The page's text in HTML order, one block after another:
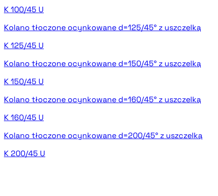
K 100/45 U
Kolano tłoczone ocynkowane d=125/45° z uszczelką
K 125/45 U
Kolano tłoczone ocynkowane d=150/45° z uszczelką
K 150/45 U
Kolano tłoczone ocynkowane d=160/45° z uszczelką
K 160/45 U
Kolano tłoczone ocynkowane d=200/45° z uszczelką
K 200/45 U